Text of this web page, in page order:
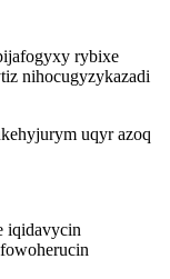
rybixe
nihocugyzykazadi
uqyr azoq
iqidavycin